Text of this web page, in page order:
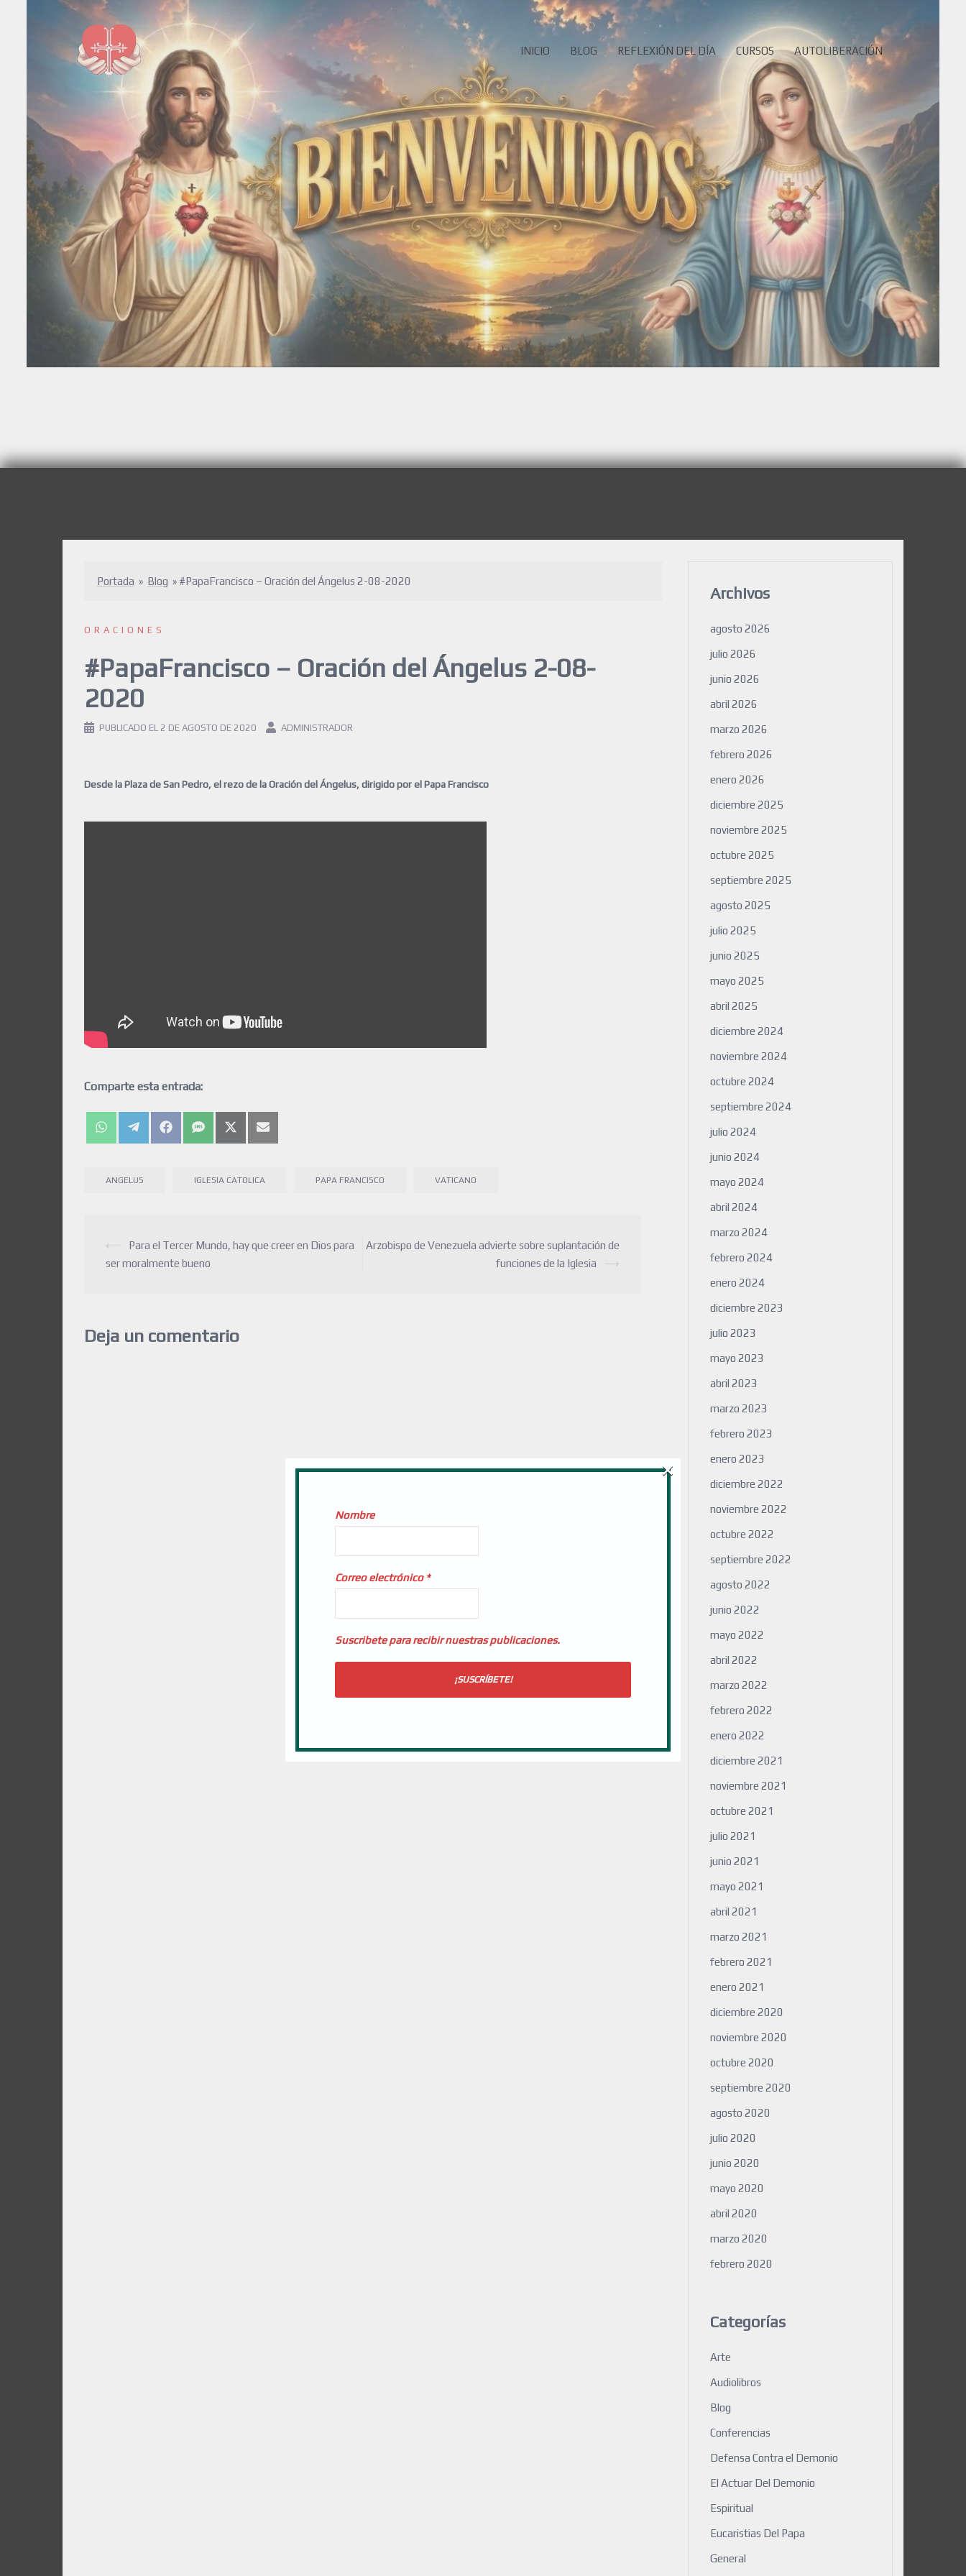
INICIO BLOG REFLEXIÓN DEL DÍA CURSOS AUTOLIBERACIÓN
Portada » Blog » #PapaFrancisco – Oración del Ángelus 2-08-2020
ORACIONES
#PapaFrancisco – Oración del Ángelus 2-08-
2020
PUBLICADO EL 2 DE AGOSTO DE 2020 ADMINISTRADOR
Desde la Plaza de San Pedro, el rezo de la Oración del Ángelus, dirigido por el Papa Francisco
Comparte esta entrada:
ANGELUS IGLESIA CATOLICA PAPA FRANCISCO VATICANO
⟵
Para el Tercer Mundo, hay que creer en Dios para
ser moralmente bueno
Arzobispo de Venezuela advierte sobre suplantación de
funciones de la Iglesia
⟶
Deja un comentario
Archivos
agosto 2026
julio 2026
junio 2026
abril 2026
marzo 2026
febrero 2026
enero 2026
diciembre 2025
noviembre 2025
octubre 2025
septiembre 2025
agosto 2025
julio 2025
junio 2025
mayo 2025
abril 2025
diciembre 2024
noviembre 2024
octubre 2024
septiembre 2024
julio 2024
junio 2024
mayo 2024
abril 2024
marzo 2024
febrero 2024
enero 2024
diciembre 2023
julio 2023
mayo 2023
abril 2023
marzo 2023
febrero 2023
enero 2023
diciembre 2022
noviembre 2022
octubre 2022
septiembre 2022
agosto 2022
junio 2022
mayo 2022
abril 2022
marzo 2022
febrero 2022
enero 2022
diciembre 2021
noviembre 2021
octubre 2021
julio 2021
junio 2021
mayo 2021
abril 2021
marzo 2021
febrero 2021
enero 2021
diciembre 2020
noviembre 2020
octubre 2020
septiembre 2020
agosto 2020
julio 2020
junio 2020
mayo 2020
abril 2020
marzo 2020
febrero 2020
Categorías
Arte
Audiolibros
Blog
Conferencias
Defensa Contra el Demonio
El Actuar Del Demonio
Espiritual
Eucaristias Del Papa
General
Nombre
Correo electrónico *
Suscribete para recibir nuestras publicaciones.
×